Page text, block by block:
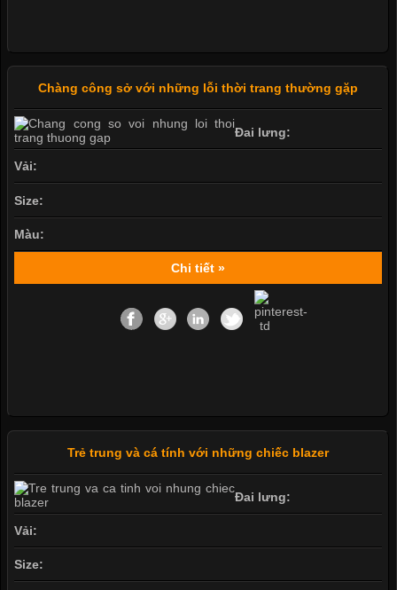
Chàng công sở với những lỗi thời trang thường gặp
Đai lưng:
Vải:
Size:
Màu:
Chi tiết »
Trẻ trung và cá tính với những chiếc blazer
Đai lưng:
Vải:
Size: